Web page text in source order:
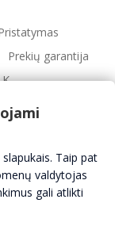
Prekių garantija
Apie mus
Taip pat
valdytojas
gali atlikti